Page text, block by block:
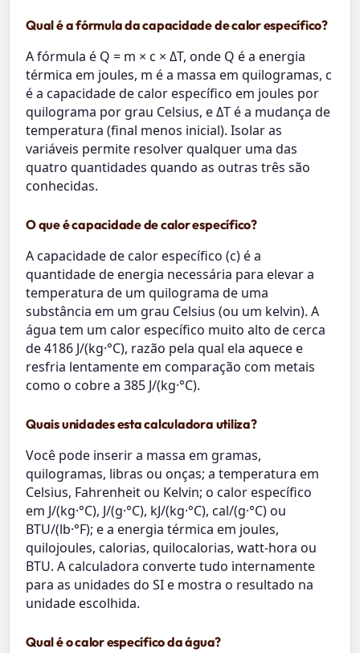
Qual é a fórmula da capacidade de calor específico?
A fórmula é Q = m × c × ΔT, onde Q é a energia
térmica em joules, m é a massa em quilogramas, c
é a capacidade de calor específico em joules por
quilograma por grau Celsius, e ΔT é a mudança de
temperatura (final menos inicial). Isolar as
variáveis permite resolver qualquer uma das
quatro quantidades quando as outras três são
conhecidas.
O que é capacidade de calor específico?
A capacidade de calor específico (c) é a
quantidade de energia necessária para elevar a
temperatura de um quilograma de uma
substância em um grau Celsius (ou um kelvin). A
água tem um calor específico muito alto de cerca
de 4186 J/(kg·°C), razão pela qual ela aquece e
resfria lentamente em comparação com metais
como o cobre a 385 J/(kg·°C).
Quais unidades esta calculadora utiliza?
Você pode inserir a massa em gramas,
quilogramas, libras ou onças; a temperatura em
Celsius, Fahrenheit ou Kelvin; o calor específico
em J/(kg·°C), J/(g·°C), kJ/(kg·°C), cal/(g·°C) ou
BTU/(lb·°F); e a energia térmica em joules,
quilojoules, calorias, quilocalorias, watt-hora ou
BTU. A calculadora converte tudo internamente
para as unidades do SI e mostra o resultado na
unidade escolhida.
Qual é o calor específico da água?